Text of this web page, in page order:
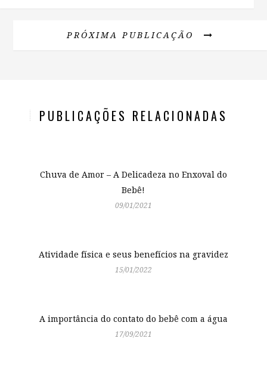
PRÓXIMA PUBLICAÇÃO
PUBLICAÇÕES RELACIONADAS
Chuva de Amor – A Delicadeza no Enxoval do
Bebê!
09/01/2021
Atividade física e seus benefícios na gravidez
15/01/2022
A importância do contato do bebê com a água
17/09/2021